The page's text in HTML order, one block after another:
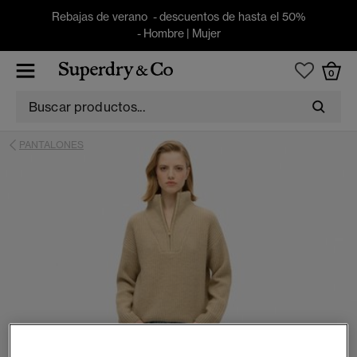
Rebajas de verano - descuentos de hasta el 50%
- Hombre| Mujer
0
PANTALONES